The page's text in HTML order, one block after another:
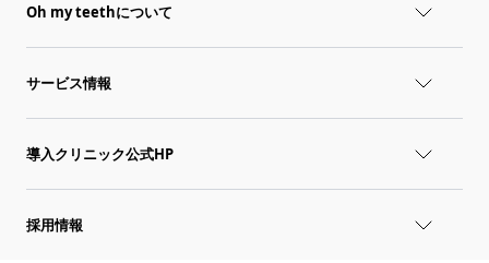
Oh my teethについて
サービス情報
導入クリニック公式HP
採用情報